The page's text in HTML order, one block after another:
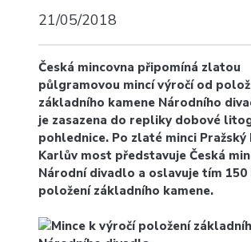
21/05/2018
Česká mincovna připomíná zlatou
půlgramovou mincí výročí od
základního kamene Národního
je zasazena do repliky dobové
pohlednice. Po zlaté minci Pražský
Karlův most představuje Česká
Národní divadlo a oslavuje tím
položení základního kamene.